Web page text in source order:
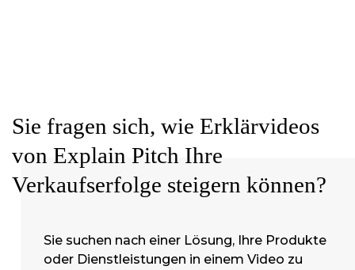
Sie fragen sich, wie Erklärvideos
von Explain Pitch Ihre
Verkaufserfolge steigern können?
Sie suchen nach einer Lösung, Ihre Produkte
oder Dienstleistungen in einem Video zu